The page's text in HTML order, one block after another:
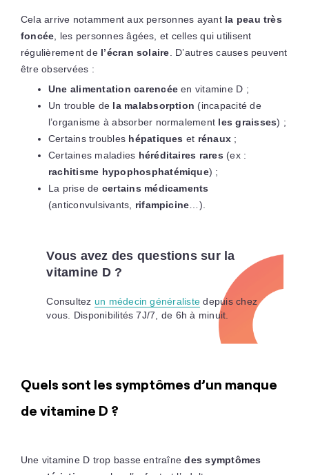
Cela arrive notamment aux personnes ayant la peau très
foncée , les personnes âgées, et celles qui utilisent
régulièrement de l’écran solaire . D’autres causes peuvent
être observées :
Une alimentation carencéeen vitamine D ;
Un trouble de la malabsorption (incapacité de
l’organisme à absorber normalement les graisses) ;
Certains troubles hépatiques et rénaux ;
Certaines maladies héréditaires rares (ex :
rachitisme hypophosphatémique) ;
La prise de certains médicaments
(anticonvulsivants, rifampicine …).
Vous avez des questions sur la
vitamine D ?
Consultez un médecin généraliste depuis chez
vous. Disponibilités 7J/7, de 6h à minuit.
Quels sont les symptômes d’un manque
de vitamine D ?
Une vitamine D trop basse entraînedes symptômes